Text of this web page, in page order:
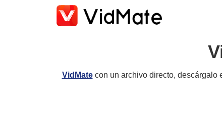
VidMatecon un archivo directo, descárgalo